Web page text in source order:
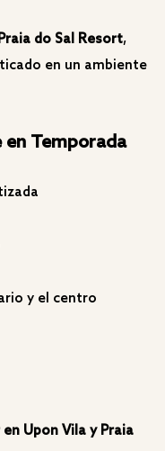
do Sal Resort,
en un ambiente
Temporada
y el centro
Upon Vila y Praia